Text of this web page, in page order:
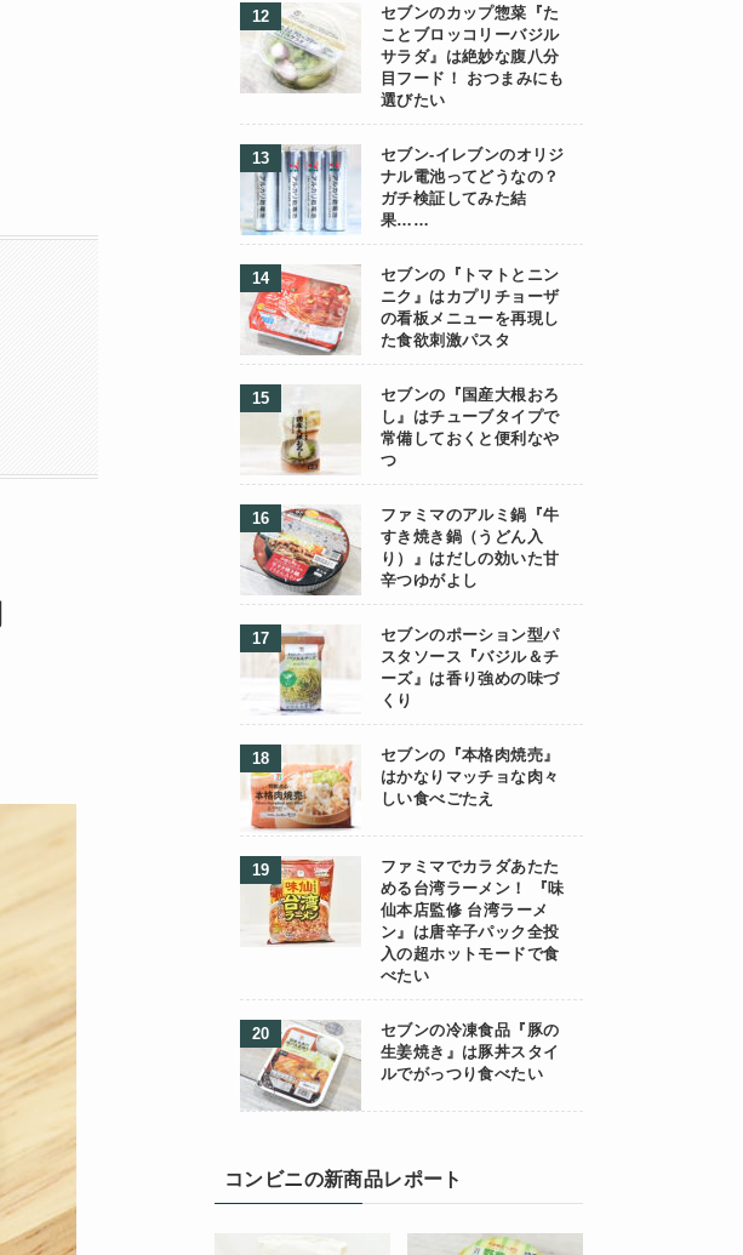
セブンのカップ惣菜『た
ことブロッコリーバジル
サラダ』は絶妙な腹八分
目フード！ おつまみにも
選びたい
セブン-イレブンのオリジ
ナル電池ってどうなの？
ガチ検証してみた結
果……
セブンの『トマトとニン
ニク』はカプリチョーザ
の看板メニューを再現し
た食欲刺激パスタ
セブンの『国産大根おろ
し』はチューブタイプで
常備しておくと便利なや
つ
ファミマのアルミ鍋『牛
すき焼き鍋（うどん入
り）』はだしの効いた甘
辛つゆがよし
セブンのポーション型パ
スタソース『バジル＆チ
ーズ』は香り強めの味づ
くり
セブンの『本格肉焼売』
はかなりマッチョな肉々
しい食べごたえ
ファミマでカラダあたた
める台湾ラーメン！ 『味
仙本店監修 台湾ラーメ
ン』は唐辛子パック全投
入の超ホットモードで食
べたい
セブンの冷凍食品『豚の
生姜焼き』は豚丼スタイ
ルでがっつり食べたい
コンビニの新商品レポート